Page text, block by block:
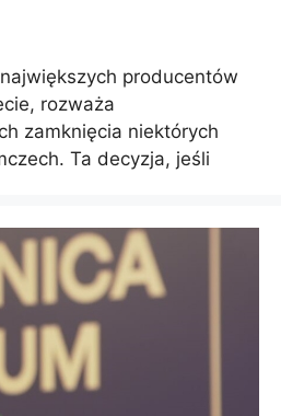
producentów
rozważa
zamknięcia niektórych
Ta decyzja, jeśli